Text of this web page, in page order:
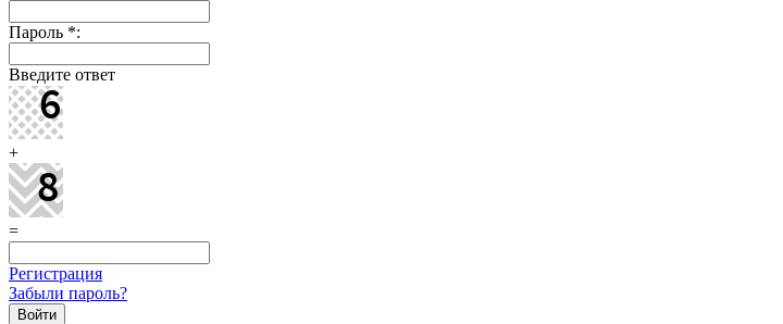
Пароль *:
Введите ответ
+
=
Регистрация
Забыли пароль?